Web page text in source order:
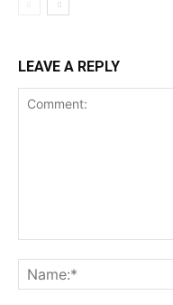
LEAVE A REPLY